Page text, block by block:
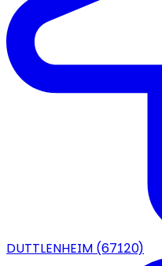
DUTTLENHEIM (67120)